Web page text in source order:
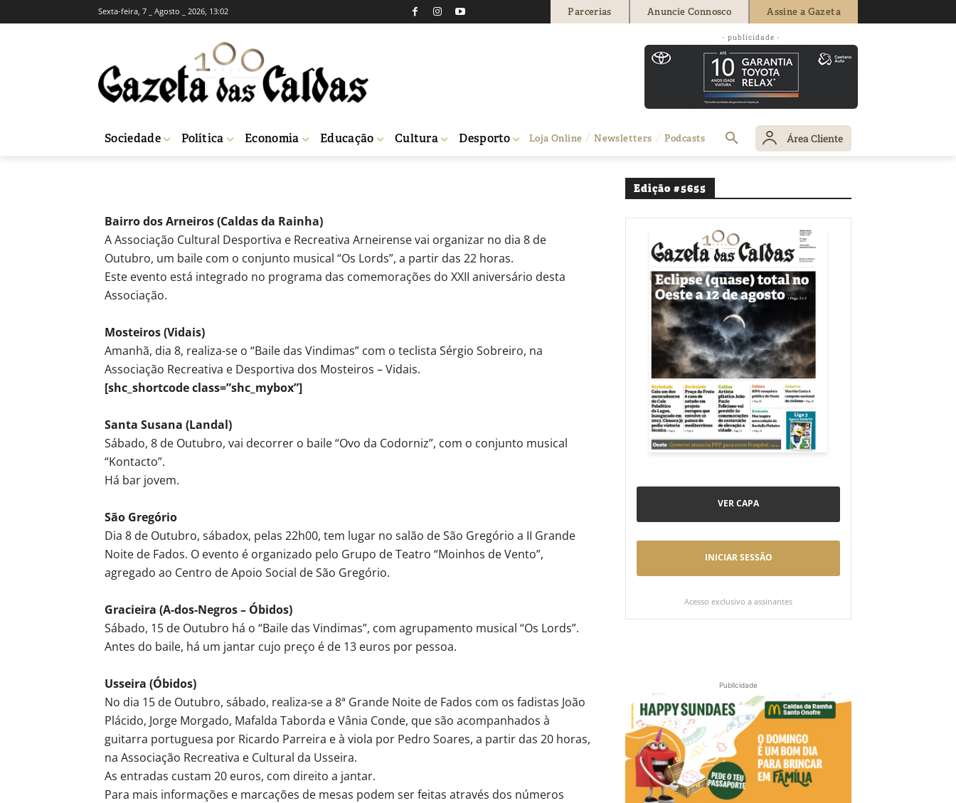
Sexta-feira, 7 _ Agosto _ 2026, 13:02 Parcerias Anuncie Connosco Assine a Gazeta
- publicidade -
Sociedade Política Economia Educação Cultura Desporto Loja Online Newsletters Podcasts Área Cliente
AGENDA CULTURAL FESTAS
Festas
Redação 6 de Outubro, 2011
Bairro dos Arneiros (Caldas da Rainha)
A Associação Cultural Desportiva e Recreativa Arneirense vai organizar no dia 8 de
Outubro, um baile com o conjunto musical “Os Lords”, a partir das 22 horas.
Este evento está integrado no programa das comemorações do XXII aniversário desta
Associação.
Mosteiros (Vidais)
Amanhã, dia 8, realiza-se o “Baile das Vindimas” com o teclista Sérgio Sobreiro, na
Associação Recreativa e Desportiva dos Mosteiros – Vidais.
[shc_shortcode class=”shc_mybox”]
Santa Susana (Landal)
Sábado, 8 de Outubro, vai decorrer o baile “Ovo da Codorniz”, com o conjunto musical
“Kontacto”.
Há bar jovem.
São Gregório
Dia 8 de Outubro, sábadox, pelas 22h00, tem lugar no salão de São Gregório a II Grande
Noite de Fados. O evento é organizado pelo Grupo de Teatro “Moinhos de Vento”,
agregado ao Centro de Apoio Social de São Gregório.
Gracieira (A-dos-Negros – Óbidos)
Sábado, 15 de Outubro há o “Baile das Vindimas”, com agrupamento musical “Os Lords”.
Antes do baile, há um jantar cujo preço é de 13 euros por pessoa.
Usseira (Óbidos)
No dia 15 de Outubro, sábado, realiza-se a 8ª Grande Noite de Fados com os fadistas João
Plácido, Jorge Morgado, Mafalda Taborda e Vânia Conde, que são acompanhados à
guitarra portuguesa por Ricardo Parreira e à viola por Pedro Soares, a partir das 20 horas,
na Associação Recreativa e Cultural da Usseira.
As entradas custam 20 euros, com direito a jantar.
Para mais informações e marcações de mesas podem ser feitas através dos números
Edição #5655
VER CAPA
INICIAR SESSÃO
Acesso exclusivo a assinantes
Publicidade